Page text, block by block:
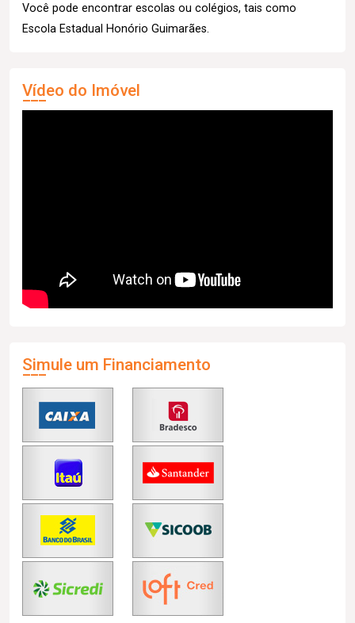
Você pode encontrar escolas ou colégios, tais como
Escola Estadual Honório Guimarães.
Vídeo do Imóvel
Simule um Financiamento